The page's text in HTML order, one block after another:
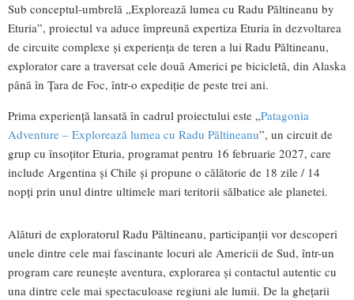
Sub conceptul-umbrelă „Explorează lumea cu Radu Păltineanu by
Eturia”, proiectul va aduce împreună expertiza Eturia în dezvoltarea
de circuite complexe și experiența de teren a lui Radu Păltineanu,
explorator care a traversat cele două Americi pe bicicletă, din Alaska
până în Țara de Foc, într-o expediție de peste trei ani.
Prima experiență lansată în cadrul proiectului este „Patagonia
Adventure – Explorează lumea cu Radu Păltineanu”, un circuit de
grup cu însoțitor Eturia, programat pentru 16 februarie 2027, care
include Argentina și Chile și propune o călătorie de 18 zile / 14
nopți prin unul dintre ultimele mari teritorii sălbatice ale planetei.
Alături de exploratorul Radu Păltineanu, participanții vor descoperi
unele dintre cele mai fascinante locuri ale Americii de Sud, într-un
program care reuneşte aventura, explorarea și contactul autentic cu
una dintre cele mai spectaculoase regiuni ale lumii. De la ghețarii